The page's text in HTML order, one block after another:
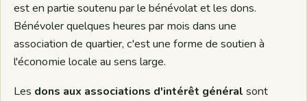
est en partie soutenu par le bénévolat et les dons.
Bénévoler quelques heures par mois dans une
association de quartier, c'est une forme de soutien à
l'économie locale au sens large.
Les dons aux associations d'intérêt général sont